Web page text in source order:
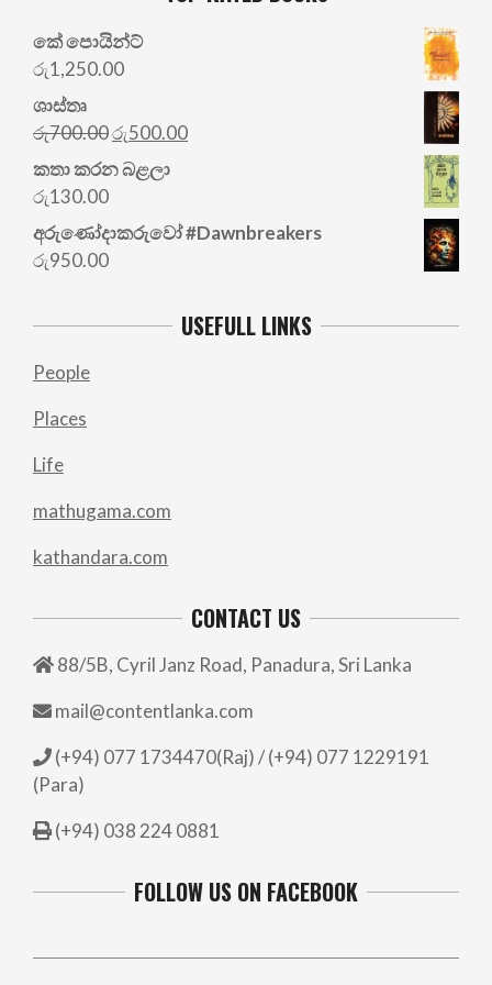
කේ පොයින්ට්
රු1,250.00
ශාස්තෘ
රු700.00Original
price
was:
රු500.00Current
කතා කරන බළලා
රු130.00
අරු‍ණෝදාකරුවෝ #Dawnbreakers
රු950.00
USEFULL LINKS
People
Places
Life
mathugama.com
kathandara.com
CONTACT US
88/5B, Cyril Janz Road, Panadura, Sri Lanka
mail@contentlanka.com
(+94) 077 1734470(Raj) / (+94) 077 1229191
(Para)
(+94) 038 224 0881
FOLLOW US ON FACEBOOK